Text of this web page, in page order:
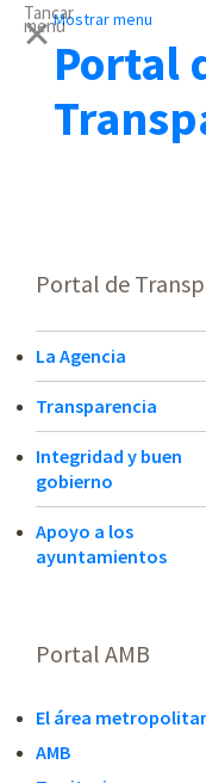
Mostrar menu
Portal
Tancar
menu
Portal de
La Agencia
Transparencia
Integridad y buen
gobierno
Apoyo a los
ayuntamientos
Portal AMB
El área
AMB